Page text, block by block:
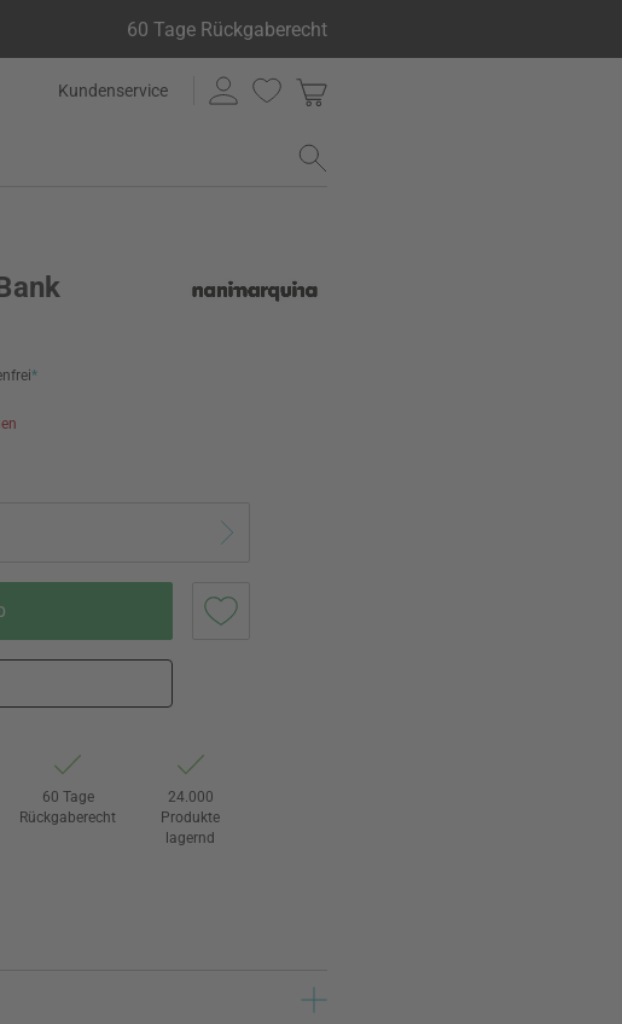
60 Tage Rückgaberecht
Kundenservice
*
60 Tage
Rückgaberecht
24.000
Produkte
lagernd